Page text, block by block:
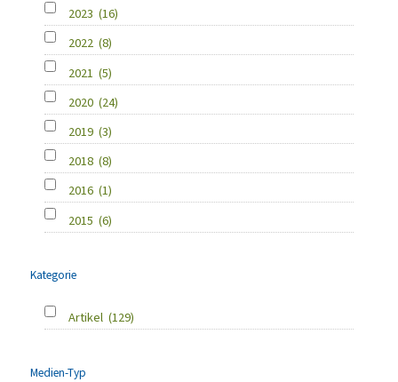
2023 (16)
2022 (8)
2021 (5)
2020 (24)
2019 (3)
2018 (8)
2016 (1)
2015 (6)
Kategorie
Artikel (129)
Medien-Typ